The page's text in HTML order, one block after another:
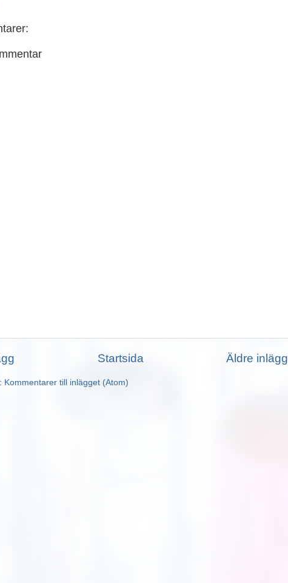
Äldre inlägg
Startsida
Kommentarer till inlägget (Atom)